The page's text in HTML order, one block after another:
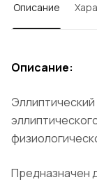
Описание
Описание:
Предназначен